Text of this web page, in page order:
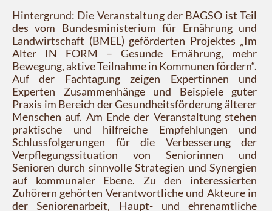
Hintergrund: Die Veranstaltung der BAGSO ist Teil
des vom Bundesministerium für Ernährung und
Landwirtschaft (BMEL) geförderten Projektes „Im
Alter IN FORM – Gesunde Ernährung, mehr
Bewegung, aktive Teilnahme in Kommunen fördern“.
Auf der Fachtagung zeigen Expertinnen und
Experten Zusammenhänge und Beispiele guter
Praxis im Bereich der Gesundheitsförderung älterer
Menschen auf. Am Ende der Veranstaltung stehen
praktische und hilfreiche Empfehlungen und
Schlussfolgerungen für die Verbesserung der
Verpflegungssituation von Seniorinnen und
Senioren durch sinnvolle Strategien und Synergien
auf kommunaler Ebene. Zu den interessierten
Zuhörern gehörten Verantwortliche und Akteure in
der Seniorenarbeit, Haupt- und ehrenamtliche